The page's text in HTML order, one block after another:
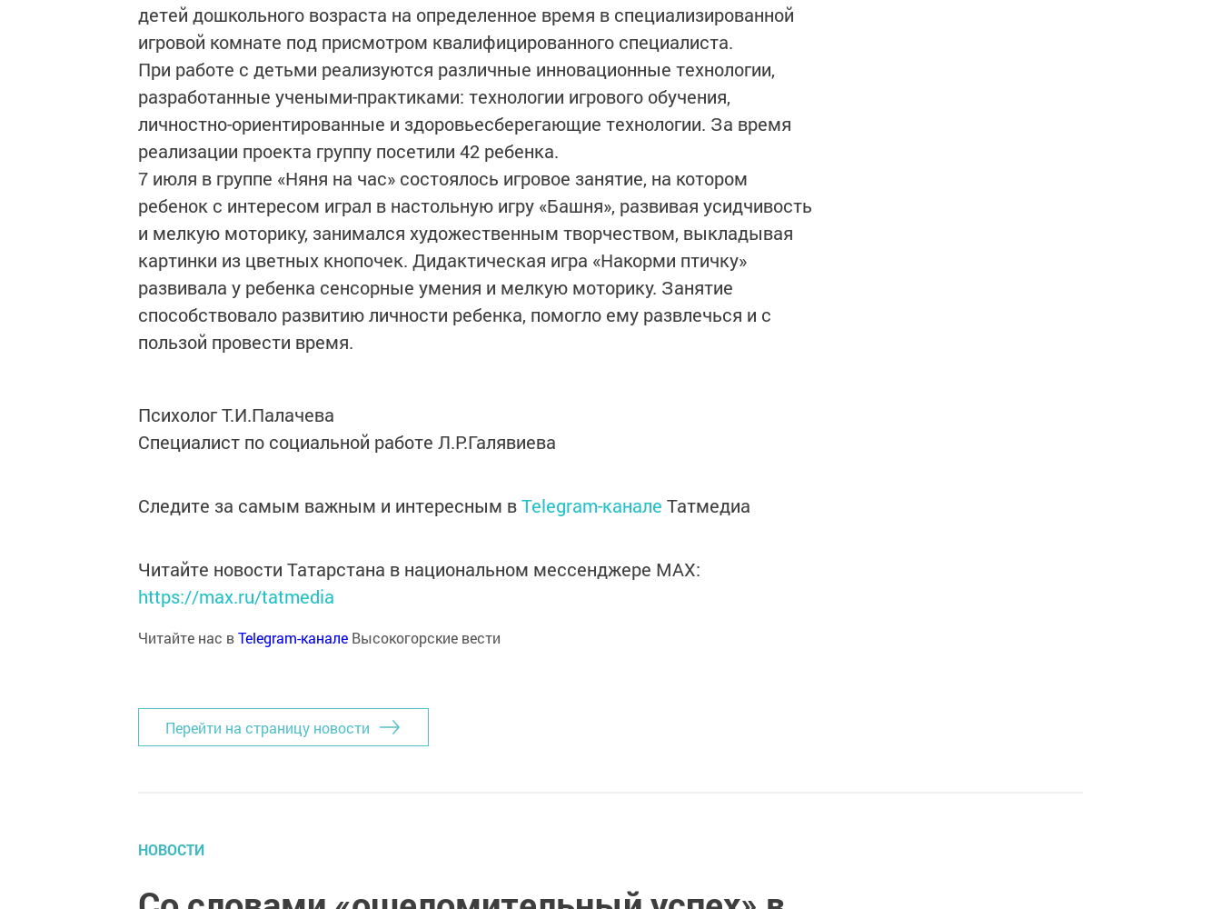
детей дошкольного возраста на определенное время в специализированной
игровой комнате под присмотром квалифицированного специалиста.
При работе с детьми реализуются различные инновационные технологии,
разработанные учеными-практиками: технологии игрового обучения,
личностно-ориентированные и здоровьесберегающие технологии. За время
реализации проекта группу посетили 42 ребенка.
7 июля в группе «Няня на час» состоялось игровое занятие, на котором
ребенок с интересом играл в настольную игру «Башня», развивая усидчивость
и мелкую моторику, занимался художественным творчеством, выкладывая
картинки из цветных кнопочек. Дидактическая игра «Накорми птичку»
развивала у ребенка сенсорные умения и мелкую моторику. Занятие
способствовало развитию личности ребенка, помогло ему развлечься и с
пользой провести время.
Психолог Т.И.Палачева
Специалист по социальной работе Л.Р.Галявиева
Следите за самым важным и интересным вTelegram-канале Татмедиа
Читайте новости Татарстана в национальном мессенджере MАХ:
https://max.ru/tatmedia
Читайте нас вTelegram-канале Высокогорские вести
Перейти на страницу новости
НОВОСТИ